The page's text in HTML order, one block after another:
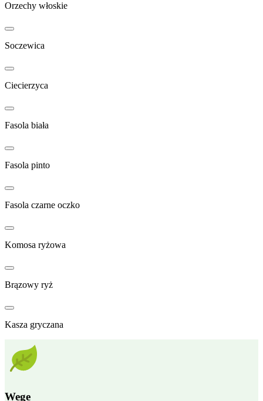
Orzechy włoskie
Soczewica
Ciecierzyca
Fasola biała
Fasola pinto
Fasola czarne oczko
Komosa ryżowa
Brązowy ryż
Kasza gryczana
Wege